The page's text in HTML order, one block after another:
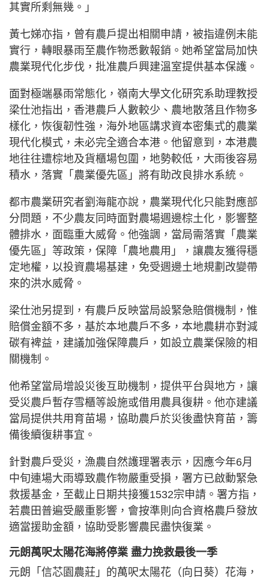
其實所剩無幾。」
黃七娣亦指，曾有農戶提出相關申請，被指違例未能
實行，轉眼暴雨至農作物悉數報銷。她希望當局加快
農業現代化步伐，批准農戶興建溫室提供基本保護。
面對極端暴雨常態化，嶺南大學文化研究系助理教授
梁仕池指出，香港農戶人數較少、農地散落且作物多
樣化，恢復韌性強，海外地區講求資本密集式的農業
現代化模式，未必完全適合本港。他留意到，本港農
地往往遭棕地及貨櫃場包圍，地勢較低，大雨後容易
積水，落實「農業優先區」將有助改良排水系統。
都市農業研究者劉海龍亦說，農業現代化只能對應部
分問題，不少農友同時面對農場週邊棕土化，影響整
體排水，面臨重大威脅。他強調，當局需落實「農業
優先區」等政策，保障「農地農用」，讓農友獲得穩
定地權，以投資農場基建，免受週邊土地規劃改變帶
來的洪水威脅。
梁仕池另提到，有農戶反映當局設緊急賠償機制，惟
賠償金額不多，基於本地農戶不多，本地農耕亦對減
碳有裨益，建議加強保障農戶，如設立農業保險的相
關機制。
他希望當局增設災後互助機制，提供平台與地方，讓
受災農戶暫存雪櫃等設施或借用農具復耕。他亦建議
當局提供共用育苗場，協助農戶於災後盡快育苗，籌
備後續復耕事宜。
針對農戶受災，漁農自然護理署表示，因應今年6月
中旬連場大雨導致農作物嚴重受損，署方已啟動緊急
救援基金，至截止日期共接獲1532宗申請。署方指，
若農田普遍受嚴重影響，會按準則向合資格農戶發放
適當援助金額，協助受影響農民盡快復業。
元朗萬呎太陽花海將停業 盡力挽救最後一季
元朗「信芯園農莊」的萬呎太陽花（向日葵）花海，